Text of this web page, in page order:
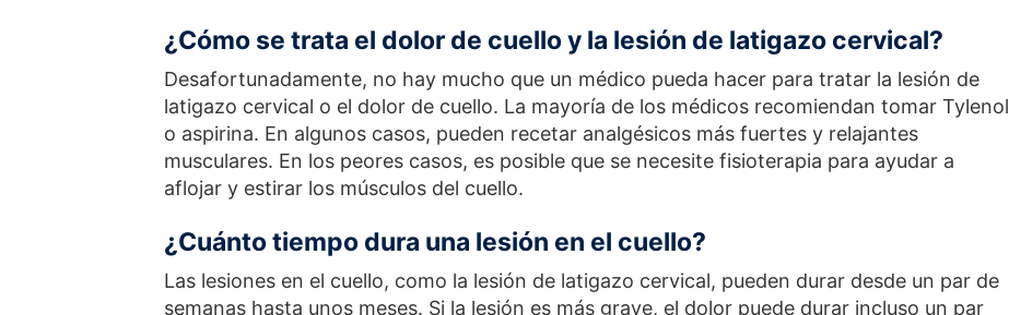
¿Cómo se trata el dolor de cuello y la lesión de latigazo cervical?
Desafortunadamente, no hay mucho que un médico pueda hacer para tratar la lesión de
latigazo cervical o el dolor de cuello. La mayoría de los médicos recomiendan tomar Tylenol
o aspirina. En algunos casos, pueden recetar analgésicos más fuertes y relajantes
musculares. En los peores casos, es posible que se necesite fisioterapia para ayudar a
aflojar y estirar los músculos del cuello.
¿Cuánto tiempo dura una lesión en el cuello?
Las lesiones en el cuello, como la lesión de latigazo cervical, pueden durar desde un par de
semanas hasta unos meses. Si la lesión es más grave, el dolor puede durar incluso un par